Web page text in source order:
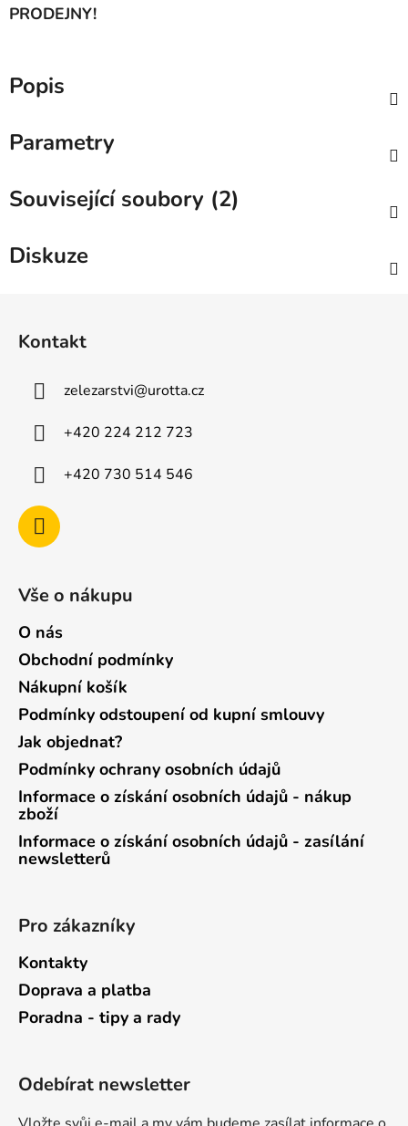
PRODEJNY!
Popis
Parametry
Související soubory (2)
Diskuze
Kontakt
zelezarstvi@urotta.cz
+420 224 212 723
+420 730 514 546
Vše o nákupu
O nás
Obchodní podmínky
Nákupní košík
Podmínky odstoupení od kupní smlouvy
Jak objednat?
Podmínky ochrany osobních údajů
Informace o získání osobních údajů - nákup
zboží
Informace o získání osobních údajů - zasílání
newsletterů
Pro zákazníky
Kontakty
Doprava a platba
Poradna - tipy a rady
Odebírat newsletter